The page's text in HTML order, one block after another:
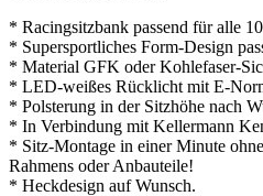
* Racingsitzbank passend für alle
* Supersportliches Form-Design
* Material GFK oder Kohlefaser-
* LED-weißes Rücklicht mit E-
* Polsterung in der Sitzhöhe nach
* In Verbindung mit Kellermann
* Sitz-Montage in einer Minute
Rahmens oder Anbauteile!
* Heckdesign auf Wunsch.